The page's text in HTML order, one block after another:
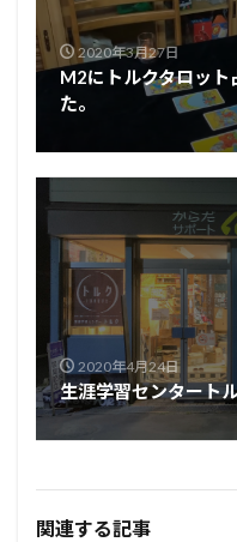
2020年3月27日
M2にトルクタロット
た。
2020年4月24日
生涯学習センタート
関連する記事